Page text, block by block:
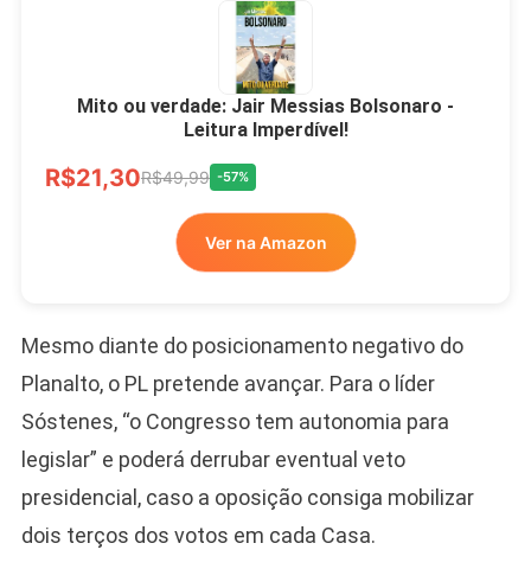
Mito ou verdade: Jair Messias Bolsonaro -
Leitura Imperdível!
R$21,30R$49,99 -57%
Ver na Amazon
Mesmo diante do posicionamento negativo do
Planalto, o PL pretende avançar. Para o líder
Sóstenes, “o Congresso tem autonomia para
legislar” e poderá derrubar eventual veto
presidencial, caso a oposição consiga mobilizar
dois terços dos votos em cada Casa.